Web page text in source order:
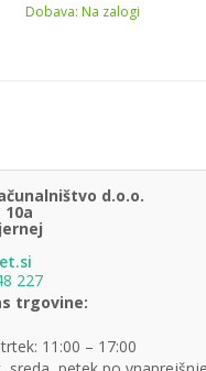
Dobava: Na zalogi
d.o.o.
227
trgovine:
11:00 – 17:00